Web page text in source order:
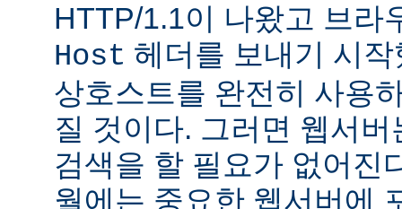
HTTP/1.1이 나왔고 브라
Host 헤더를 보내기 시
상호스트를 완전히 사용
질 것이다. 그러면 웹서
검색을 할 필요가 없어진
월에는 중요한 웹서버에